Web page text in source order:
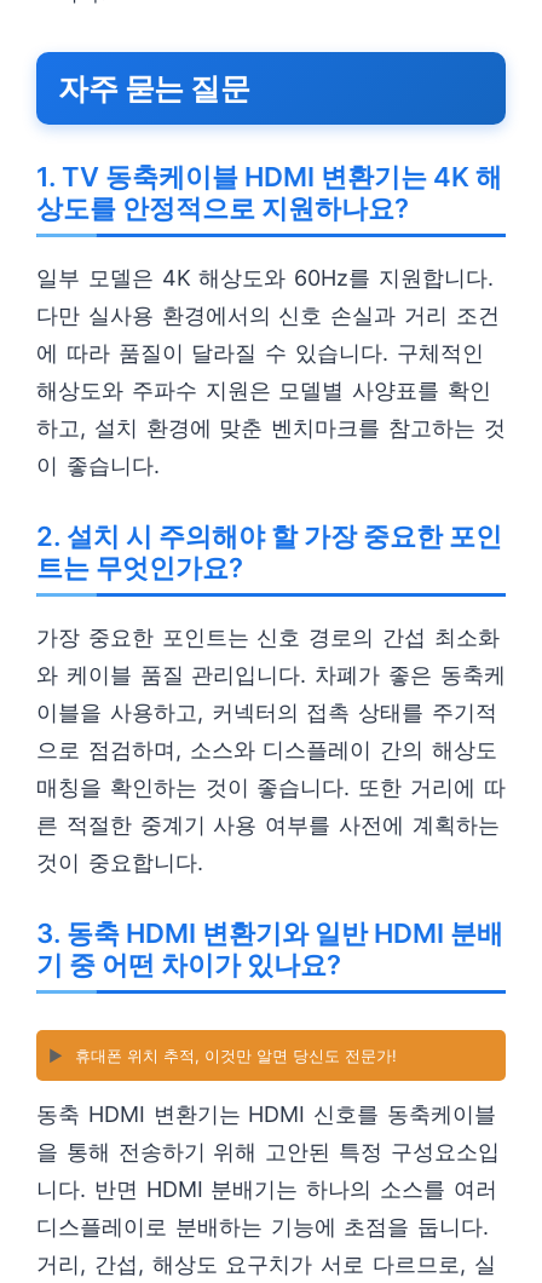
자주 묻는 질문
1. TV 동축케이블 HDMI 변환기는 4K 해
상도를 안정적으로 지원하나요?
일부 모델은 4K 해상도와 60Hz를 지원합니다.
다만 실사용 환경에서의 신호 손실과 거리 조건
에 따라 품질이 달라질 수 있습니다. 구체적인
해상도와 주파수 지원은 모델별 사양표를 확인
하고, 설치 환경에 맞춘 벤치마크를 참고하는 것
이 좋습니다.
2. 설치 시 주의해야 할 가장 중요한 포인
트는 무엇인가요?
가장 중요한 포인트는 신호 경로의 간섭 최소화
와 케이블 품질 관리입니다. 차폐가 좋은 동축케
이블을 사용하고, 커넥터의 접촉 상태를 주기적
으로 점검하며, 소스와 디스플레이 간의 해상도
매칭을 확인하는 것이 좋습니다. 또한 거리에 따
른 적절한 중계기 사용 여부를 사전에 계획하는
것이 중요합니다.
3. 동축 HDMI 변환기와 일반 HDMI 분배
기 중 어떤 차이가 있나요?
▶️ 휴대폰 위치 추적, 이것만 알면 당신도 전문가!
동축 HDMI 변환기는 HDMI 신호를 동축케이블
을 통해 전송하기 위해 고안된 특정 구성요소입
니다. 반면 HDMI 분배기는 하나의 소스를 여러
디스플레이로 분배하는 기능에 초점을 둡니다.
거리, 간섭, 해상도 요구치가 서로 다르므로, 실